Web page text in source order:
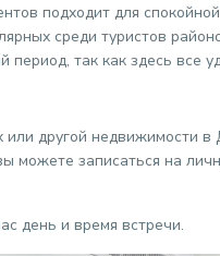
подходит для
среди туристов
период, так как здесь все
или другой недвижимости
можете записаться на
день и время встречи.